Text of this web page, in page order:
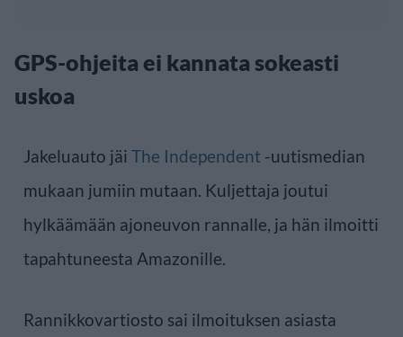
GPS-ohjeita ei kannata sokeasti
uskoa
Jakeluauto jäi The Independent -uutismedian
mukaan jumiin mutaan. Kuljettaja joutui
hylkäämään ajoneuvon rannalle, ja hän ilmoitti
tapahtuneesta Amazonille.
Rannikkovartiosto sai ilmoituksen asiasta